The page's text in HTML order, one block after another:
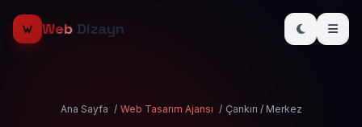
Web Dizayn
Ana Sayfa / Web Tasarım Ajansı / Çankırı / Merkez